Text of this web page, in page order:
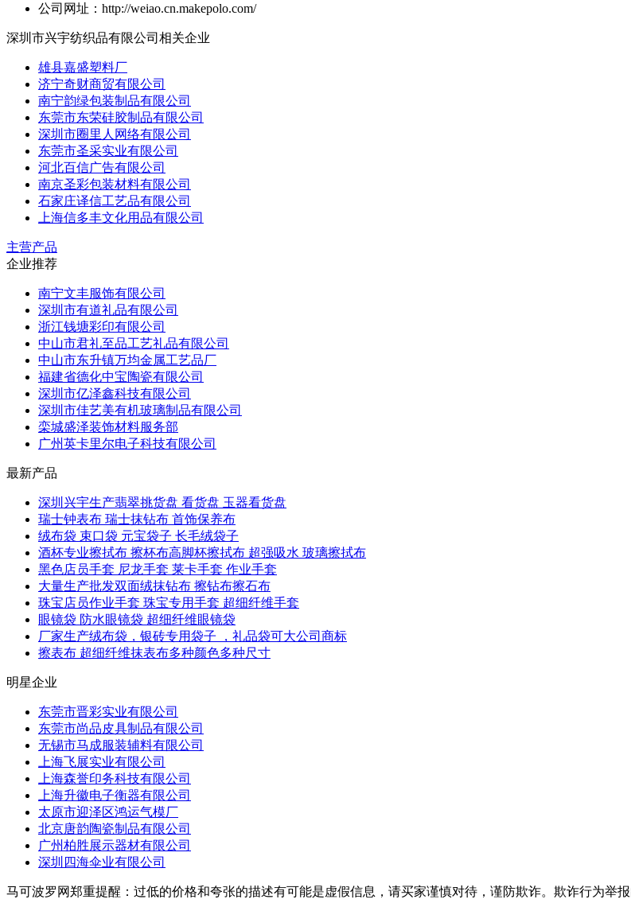
公司网址：http://weiao.cn.makepolo.com/
深圳市兴宇纺织品有限公司相关企业
雄县嘉盛塑料厂
济宁奇财商贸有限公司
南宁韵绿包装制品有限公司
东莞市东荣硅胶制品有限公司
深圳市圈里人网络有限公司
东莞市圣采实业有限公司
河北百信广告有限公司
南京圣彩包装材料有限公司
石家庄译信工艺品有限公司
上海信多丰文化用品有限公司
主营产品
企业推荐
南宁文丰服饰有限公司
深圳市有道礼品有限公司
浙江钱塘彩印有限公司
中山市君礼至品工艺礼品有限公司
中山市东升镇万均金属工艺品厂
福建省德化中宝陶瓷有限公司
深圳市亿泽鑫科技有限公司
深圳市佳艺美有机玻璃制品有限公司
栾城盛泽装饰材料服务部
广州英卡里尔电子科技有限公司
最新产品
深圳兴宇生产翡翠挑货盘 看货盘 玉器看货盘
瑞士钟表布 瑞士抹钻布 首饰保养布
绒布袋 束口袋 元宝袋子 长毛绒袋子
酒杯专业擦拭布 擦杯布高脚杯擦拭布 超强吸水 玻璃擦拭布
黑色店员手套 尼龙手套 莱卡手套 作业手套
大量生产批发双面绒抹钻布 擦钻布擦石布
珠宝店员作业手套 珠宝专用手套 超细纤维手套
眼镜袋 防水眼镜袋 超细纤维眼镜袋
厂家生产绒布袋，银砖专用袋子 ，礼品袋可大公司商标
擦表布 超细纤维抹表布多种颜色多种尺寸
明星企业
东莞市晋彩实业有限公司
东莞市尚品皮具制品有限公司
无锡市马成服装辅料有限公司
上海飞展实业有限公司
上海森誉印务科技有限公司
上海升徽电子衡器有限公司
太原市迎泽区鸿运气模厂
北京唐韵陶瓷制品有限公司
广州柏胜展示器材有限公司
深圳四海伞业有限公司
马可波罗网郑重提醒：过低的价格和夸张的描述有可能是虚假信息，请买家谨慎对待，谨防欺诈。欺诈行为举报